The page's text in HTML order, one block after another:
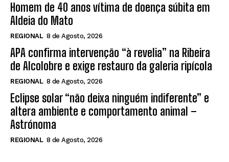
Homem de 40 anos vítima de doença súbita em
Aldeia do Mato
REGIONAL 8 de Agosto, 2026
APA confirma intervenção “à revelia” na Ribeira
de Alcolobre e exige restauro da galeria ripícola
REGIONAL 8 de Agosto, 2026
Eclipse solar “não deixa ninguém indiferente” e
altera ambiente e comportamento animal –
Astrónoma
REGIONAL 8 de Agosto, 2026